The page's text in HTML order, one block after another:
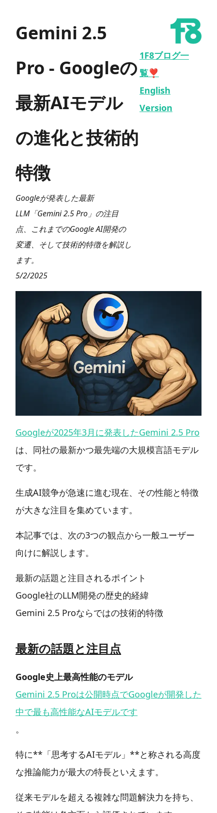
Gemini 2.5
Pro - Googleの
最新AIモデル
の進化と技術的
特徴
Googleが発表した最新
LLM「Gemini 2.5 Pro」の注目
点、これまでのGoogle AI開発の
変遷、そして技術的特徴を解説し
ます。
5/2/2025
1F8ブログ一
覧❣️
English
Version
Googleが2025年3月に発表したGemini 2.5 Pro
は、同社の最新かつ最先端の大規模言語モデル
です。
生成AI競争が急速に進む現在、その性能と特徴
が大きな注目を集めています。
本記事では、次の3つの観点から一般ユーザー
向けに解説します。
最新の話題と注目されるポイント
Google社のLLM開発の歴史的経緯
Gemini 2.5 Proならではの技術的特徴
最新の話題と注目点
Google史上最高性能のモデル
Gemini 2.5 Proは公開時点でGoogleが開発した
中で最も高性能なAIモデルです
。
特に**「思考するAIモデル」**と称される高度
な推論能力が最大の特長といえます。
従来モデルを超える複雑な問題解決力を持ち、